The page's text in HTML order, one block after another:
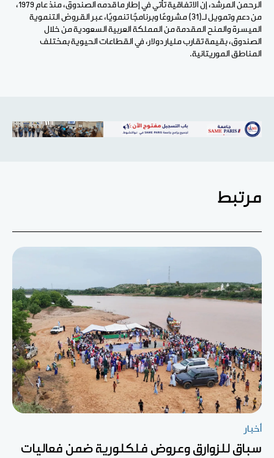
الرحمن المرشد، إن الاتفاقية تأتي في إطار ما قدمه الصندوق، منذ عام 1979،
من دعم وتمويل لـ(31) مشروعًا وبرنامجًا تنمويًا، عبر القروض التنموية
الميسرة والمنح المقدمة من المملكة العربية السعودية من خلال
الصندوق، بقيمة تقارب مليار دولار، في القطاعات الحيوية بمختلف
المناطق الموريتانية.
مرتبط
أخبار
سباق للزوارق وعروض فلكلورية ضمن فعاليات